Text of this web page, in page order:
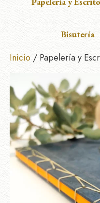
Bisutería
Inicio / Papelería y